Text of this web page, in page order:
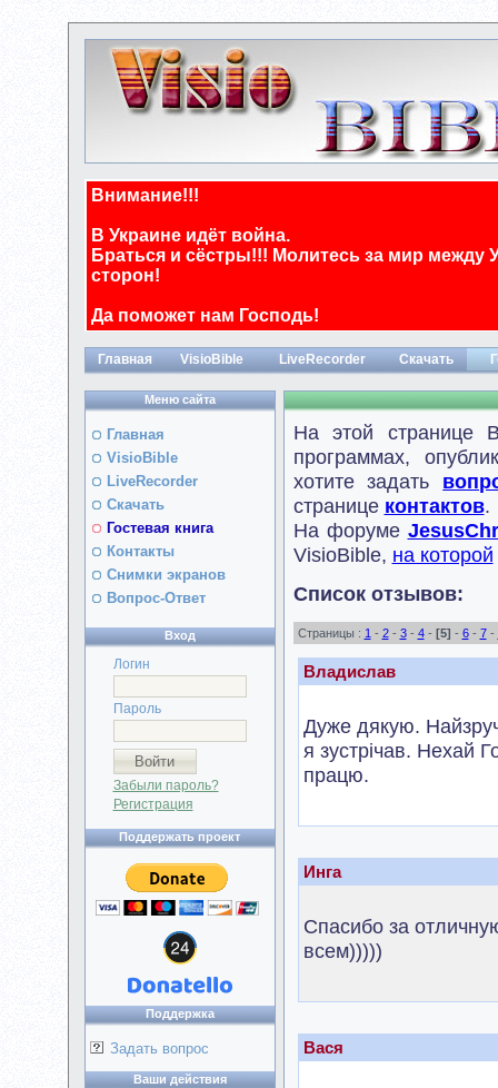
Внимание!!!
В Украине идёт война.
Браться и сёстры!!! Молитесь за мир между
сторон!
Да поможет нам Господь!
Главная VisioBible LiveRecorder Скачать
Меню сайта
Главная
VisioBible
LiveRecorder
Скачать
Гостевая книга
Контакты
Снимки экранов
Вопрос-Ответ
Вход
Логин
Пароль
Забыли пароль?
Регистрация
Поддержать проект
Поддержка
Задать вопрос
Ваши действия
На этой странице
программах,
хотите задать
странице контактов.
На форуме
VisioBible, на которой
Список отзывов:
Страницы : 1 - 2- 3- 4- [5] - 6- 7-
Владислав
Дуже дякую.
я зустрічав. Нехай
працю.
Инга
Спасибо за
всем)))))
Вася